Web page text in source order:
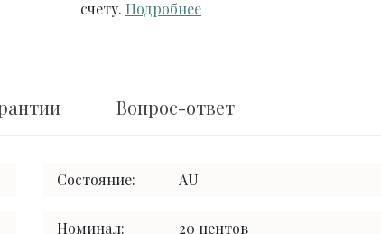
счету. Подробнее
Вопрос-ответ
Состояние: AU
Номинал: 20 центов